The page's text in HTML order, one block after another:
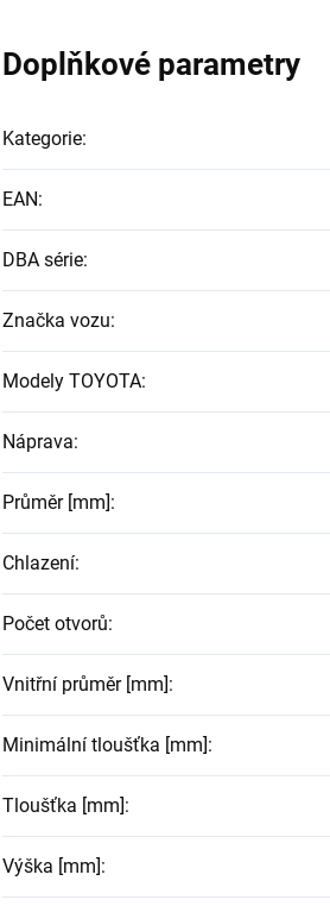
Doplňkové parametry
Kategorie:
EAN:
DBA série:
Značka vozu:
Modely TOYOTA:
Náprava:
Průměr [mm]:
Chlazení:
Počet otvorů:
Vnitřní průměr [mm]:
Minimální tloušťka [mm]:
Tloušťka [mm]:
Výška [mm]: